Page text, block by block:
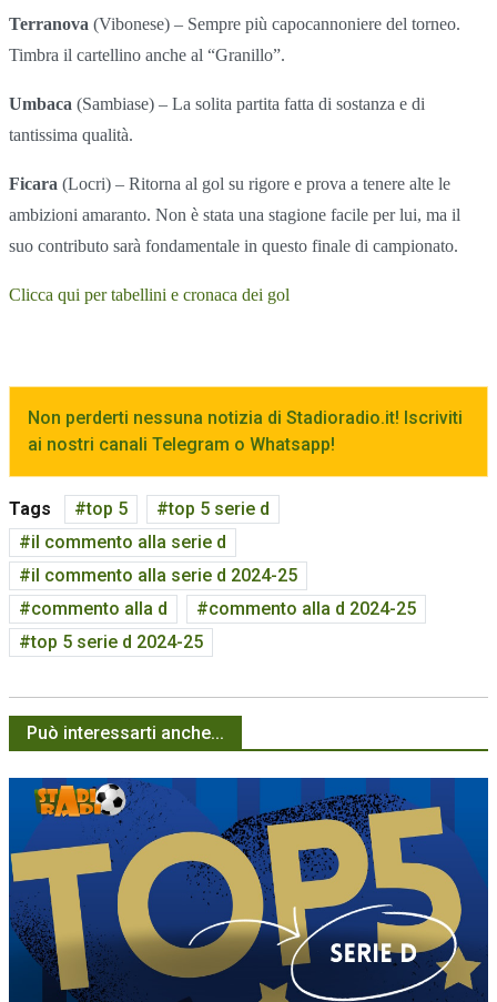
Terranova (Vibonese) – Sempre più capocannoniere del torneo.
Timbra il cartellino anche al “Granillo”.
Umbaca (Sambiase) – La solita partita fatta di sostanza e di
tantissima qualità.
Ficara (Locri) – Ritorna al gol su rigore e prova a tenere alte le
ambizioni amaranto. Non è stata una stagione facile per lui, ma il
suo contributo sarà fondamentale in questo finale di campionato.
Clicca qui per tabellini e cronaca dei gol
Non perderti nessuna notizia di Stadioradio.it! Iscriviti
ai nostri canali Telegram o Whatsapp!
Tags top 5
top 5 serie d
il commento alla serie d
il commento alla serie d 2024-25
commento alla d
commento alla d 2024-25
top 5 serie d 2024-25
Può interessarti anche...